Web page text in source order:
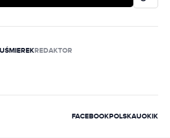
REDAKTOR
FACEBOOKPOLSKAUOKIK